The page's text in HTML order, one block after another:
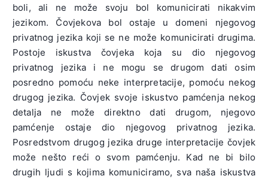
boli, ali ne može svoju bol komunicirati nikakvim
jezikom. Čovjekova bol ostaje u domeni njegovog
privatnog jezika koji se ne može komunicirati drugima.
Postoje iskustva čovjeka koja su dio njegovog
privatnog jezika i ne mogu se drugom dati osim
posredno pomoću neke interpretacije, pomoću nekog
drugog jezika. Čovjek svoje iskustvo pamćenja nekog
detalja ne može direktno dati drugom, njegovo
pamćenje ostaje dio njegovog privatnog jezika.
Posredstvom drugog jezika druge interpretacije čovjek
može nešto reći o svom pamćenju. Kad ne bi bilo
drugih ljudi s kojima komuniciramo, sva naša iskustva